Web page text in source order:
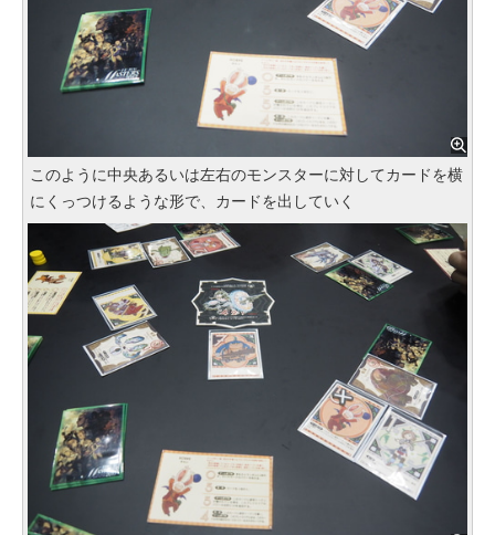
このように中央あるいは左右のモンスターに対してカードを横
にくっつけるような形で、カードを出していく